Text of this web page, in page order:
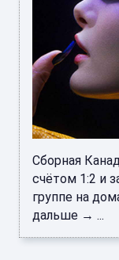
Сборная
счётом 1:2 и
группе на
дальше → ...